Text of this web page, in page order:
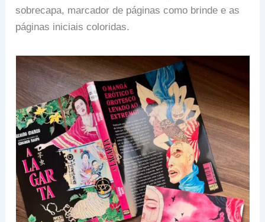
sobrecapa, marcador de páginas como brinde e as
páginas iniciais coloridas.